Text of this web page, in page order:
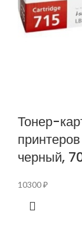
Тонер-
черный,
10300₽